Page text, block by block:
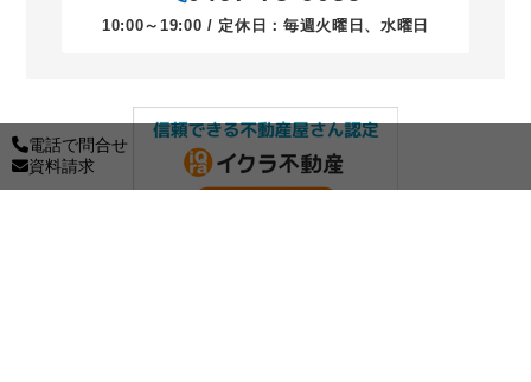
10:00～19:00 / 定休日：毎週火曜日、水曜日
電話で問合せ
資料請求